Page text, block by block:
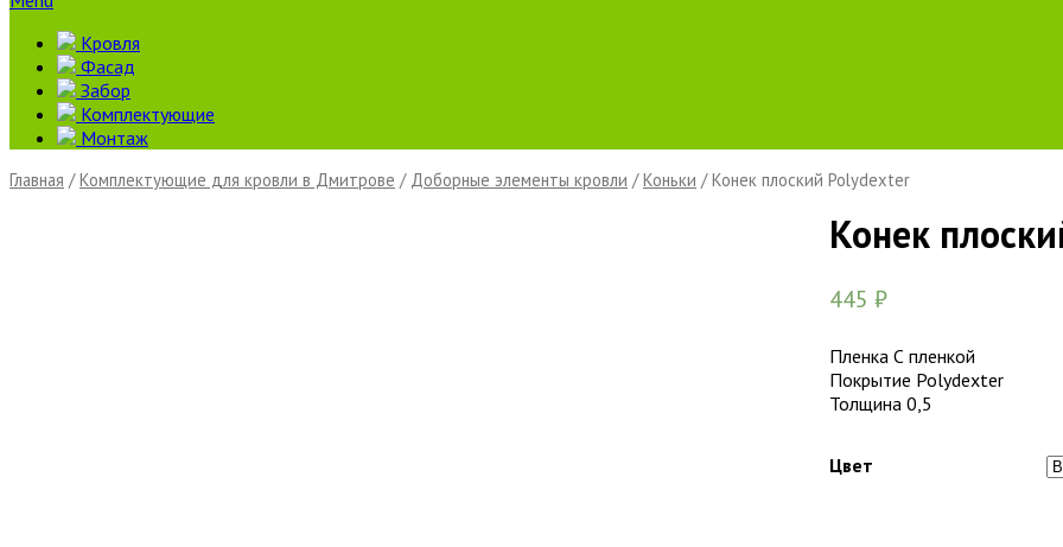
Кровля
Фасад
Забор
Комплектующие
Монтаж
Главная /Комплектующие для кровли в Дмитрове / Доборные элементы кровли /Коньки / Конек плоский Polydexter
Конек
445 ₽
Пленка С пленкой
Покрытие Polydexter
Толщина 0,5
Цвет